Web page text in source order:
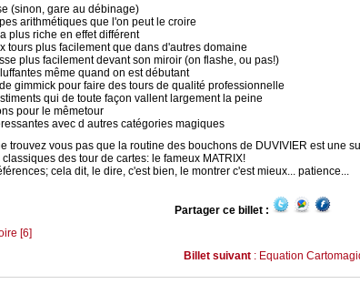
(sinon, gare au débinage)
arithmétiques que l'on peut le croire
plus riche en effet différent
tours plus facilement que dans d'autres domaine
plus facilement devant son miroir (on flashe, ou pas!)
même quand on est débutant
gimmick pour faire des tours de qualité professionnelle
qui de toute façon vallent largement la peine
pour le mêmetour
avec d autres catégories magiques
trouvez vous pas que la routine des bouchons de DUVIVIER est une
des tour de cartes: le fameux MATRIX!
cela dit, le dire, c'est bien, le montrer c'est mieux... patience...
Partager ce billet :
[6]
Billet suivant : Equation